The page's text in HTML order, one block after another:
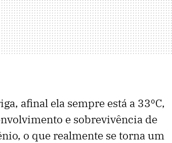
afinal ela sempre está a 33ºC,
e sobrevivência de
o que realmente se torna um